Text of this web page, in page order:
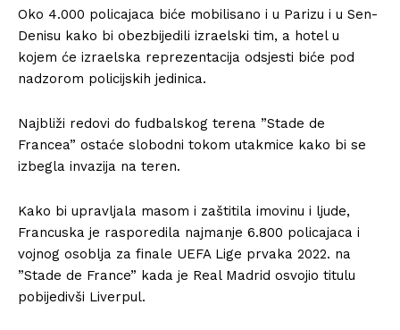
Oko 4.000 policajaca biće mobilisano i u Parizu i u Sen-
Denisu kako bi obezbijedili izraelski tim, a hotel u
kojem će izraelska reprezentacija odsjesti biće pod
nadzorom policijskih jedinica.
Najbliži redovi do fudbalskog terena ”Stade de
Francea” ostaće slobodni tokom utakmice kako bi se
izbegla invazija na teren.
Kako bi upravljala masom i zaštitila imovinu i ljude,
Francuska je rasporedila najmanje 6.800 policajaca i
vojnog osoblja za finale UEFA Lige prvaka 2022. na
”Stade de France” kada je Real Madrid osvojio titulu
pobijedivši Liverpul.